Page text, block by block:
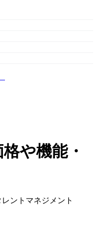
や機能・
ントマネジメント